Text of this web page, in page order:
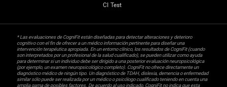
CI Test
* Las evaluaciones de CogniFit están diseñadas para detectar alteraciones y deterioro
cognitivo con el fin de ofrecer a un médico información pertinente para diseñar una
intervención terapéutica apropiada. En un entorno clínico, los resultados de CogniFit (cuando
son interpretados por un profesional de la salud cualificado), se pueden utilizar como ayuda
para determinar si un individuo debe ser dirigido a una posterior evaluación neuropsicológica
(por ejemplo, un examen neuropsicológico completo). CogniFit no ofrece directamente un
diagnóstico médico de ningún tipo. Un diagnóstico de TDAH, dislexia, demencia o enfermedad
similar sólo puede ser realizada por un médico o psicólogo cualificado teniendo en cuenta una
amplia gama de posibles factores. De acuerdo al uso indicado, CogniFit no indica que esta